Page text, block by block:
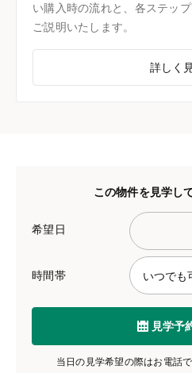
い購入時の流れと、各ステッ
ご説明いたします。
詳しく
この物件を見学し
希望日
時間帯
見学予
当日の見学希望の際はお電話